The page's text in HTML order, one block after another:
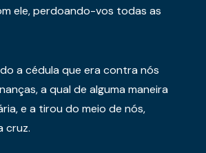
ele, perdoando-vos todas as
a cédula que era contra nós
a qual de alguma maneira
e a tirou do meio de nós,
cruz.